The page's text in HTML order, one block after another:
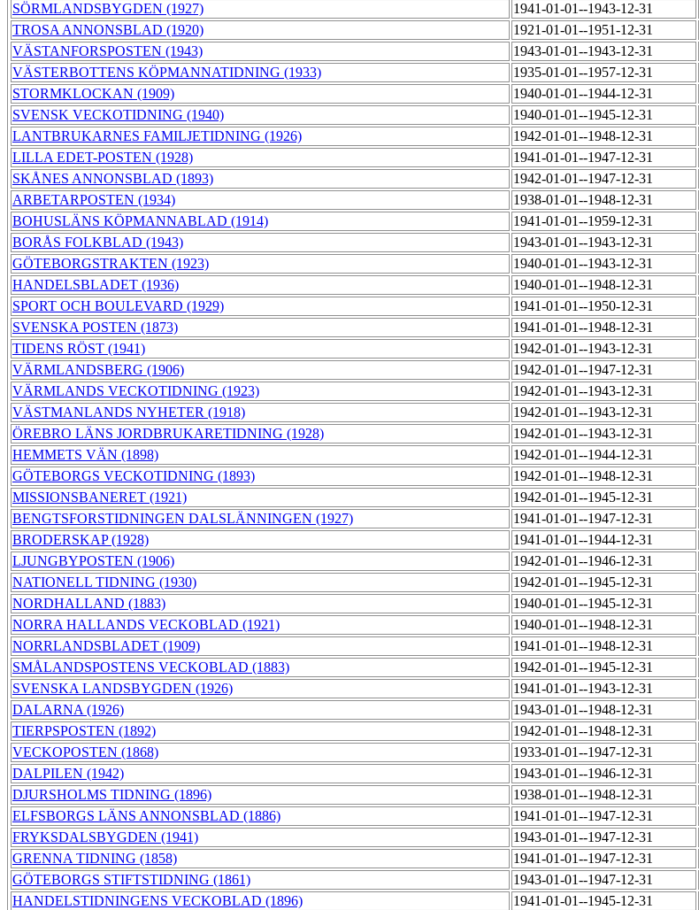
SÖRMLANDSBYGDEN (1927) 1941-01-01--1943-12-31
TROSA ANNONSBLAD (1920) 1921-01-01--1951-12-31
VÄSTANFORSPOSTEN (1943) 1943-01-01--1943-12-31
VÄSTERBOTTENS KÖPMANNATIDNING (1933) 1935-01-01--1957-12-31
STORMKLOCKAN (1909) 1940-01-01--1944-12-31
SVENSK VECKOTIDNING (1940) 1940-01-01--1945-12-31
LANTBRUKARNES FAMILJETIDNING (1926) 1942-01-01--1948-12-31
LILLA EDET-POSTEN (1928) 1941-01-01--1947-12-31
SKÅNES ANNONSBLAD (1893) 1942-01-01--1947-12-31
ARBETARPOSTEN (1934) 1938-01-01--1948-12-31
BOHUSLÄNS KÖPMANNABLAD (1914) 1941-01-01--1959-12-31
BORÅS FOLKBLAD (1943) 1943-01-01--1943-12-31
GÖTEBORGSTRAKTEN (1923) 1940-01-01--1943-12-31
HANDELSBLADET (1936) 1940-01-01--1948-12-31
SPORT OCH BOULEVARD (1929) 1941-01-01--1950-12-31
SVENSKA POSTEN (1873) 1941-01-01--1948-12-31
TIDENS RÖST (1941) 1942-01-01--1943-12-31
VÄRMLANDSBERG (1906) 1942-01-01--1947-12-31
VÄRMLANDS VECKOTIDNING (1923) 1942-01-01--1943-12-31
VÄSTMANLANDS NYHETER (1918) 1942-01-01--1943-12-31
ÖREBRO LÄNS JORDBRUKARETIDNING (1928) 1942-01-01--1943-12-31
HEMMETS VÄN (1898) 1942-01-01--1944-12-31
GÖTEBORGS VECKOTIDNING (1893) 1942-01-01--1948-12-31
MISSIONSBANERET (1921) 1942-01-01--1945-12-31
BENGTSFORSTIDNINGEN DALSLÄNNINGEN (1927) 1941-01-01--1947-12-31
BRODERSKAP (1928) 1941-01-01--1944-12-31
LJUNGBYPOSTEN (1906) 1942-01-01--1946-12-31
NATIONELL TIDNING (1930) 1942-01-01--1945-12-31
NORDHALLAND (1883) 1940-01-01--1945-12-31
NORRA HALLANDS VECKOBLAD (1921) 1940-01-01--1948-12-31
NORRLANDSBLADET (1909) 1941-01-01--1948-12-31
SMÅLANDSPOSTENS VECKOBLAD (1883) 1942-01-01--1945-12-31
SVENSKA LANDSBYGDEN (1926) 1941-01-01--1943-12-31
DALARNA (1926) 1943-01-01--1948-12-31
TIERPSPOSTEN (1892) 1942-01-01--1948-12-31
VECKOPOSTEN (1868) 1933-01-01--1947-12-31
DALPILEN (1942) 1943-01-01--1946-12-31
DJURSHOLMS TIDNING (1896) 1938-01-01--1948-12-31
ELFSBORGS LÄNS ANNONSBLAD (1886) 1941-01-01--1947-12-31
FRYKSDALSBYGDEN (1941) 1943-01-01--1947-12-31
GRENNA TIDNING (1858) 1941-01-01--1947-12-31
GÖTEBORGS STIFTSTIDNING (1861) 1943-01-01--1947-12-31
HANDELSTIDNINGENS VECKOBLAD (1896) 1941-01-01--1945-12-31